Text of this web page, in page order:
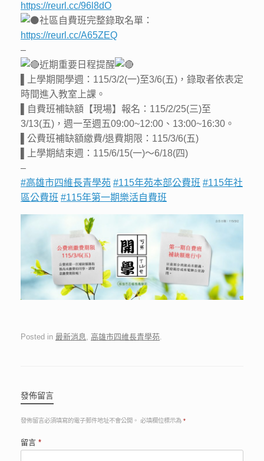
https://reurl.cc/96l8dO
社區自費班完整錄取名單：
https://reurl.cc/A65ZEQ
–
近期重要日程提醒
▌上學期開學週：115/3/2(一)至3/6(五)，錄取者依表定
時間進入教室上課。
▌自費班補缺額【現場】報名：115/2/25(三)至
3/13(五)，週一至週五09:00~12:00、13:00~16:30。
▌公費班補缺額繳費/退費期限：115/3/6(五)
▌上學期結束週：115/6/15(一)～6/18(四)
–
#高雄市四維長青學苑 #115年苑本部公費班 #115年社
區公費班 #115年第一期樂活自費班
Posted in 最新消息 高雄市四維長青學苑
發佈留言
發佈留言必須填寫的電子郵件地址不會公開。 必填欄位標示為 *
留言 *